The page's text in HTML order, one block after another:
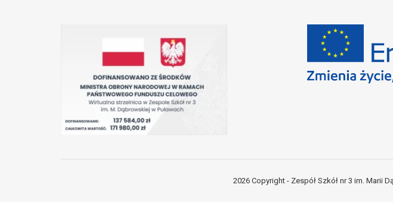
2026 Copyright - Zespół Szkół nr 3 im. Marii